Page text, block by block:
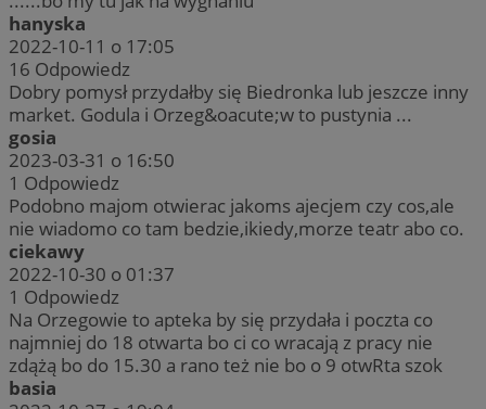
hanyska
2022-10-11 o 17:05
16 Odpowiedz
Dobry pomysł przydałby się Biedronka lub jeszcze inny
market. Godula i Orzeg&oacute;w to pustynia ...
gosia
2023-03-31 o 16:50
1 Odpowiedz
Podobno majom otwierac jakoms ajecjem czy cos,ale
nie wiadomo co tam bedzie,ikiedy,morze teatr abo co.
ciekawy
2022-10-30 o 01:37
1 Odpowiedz
Na Orzegowie to apteka by się przydała i poczta co
najmniej do 18 otwarta bo ci co wracają z pracy nie
zdążą bo do 15.30 a rano też nie bo o 9 otwRta szok
basia